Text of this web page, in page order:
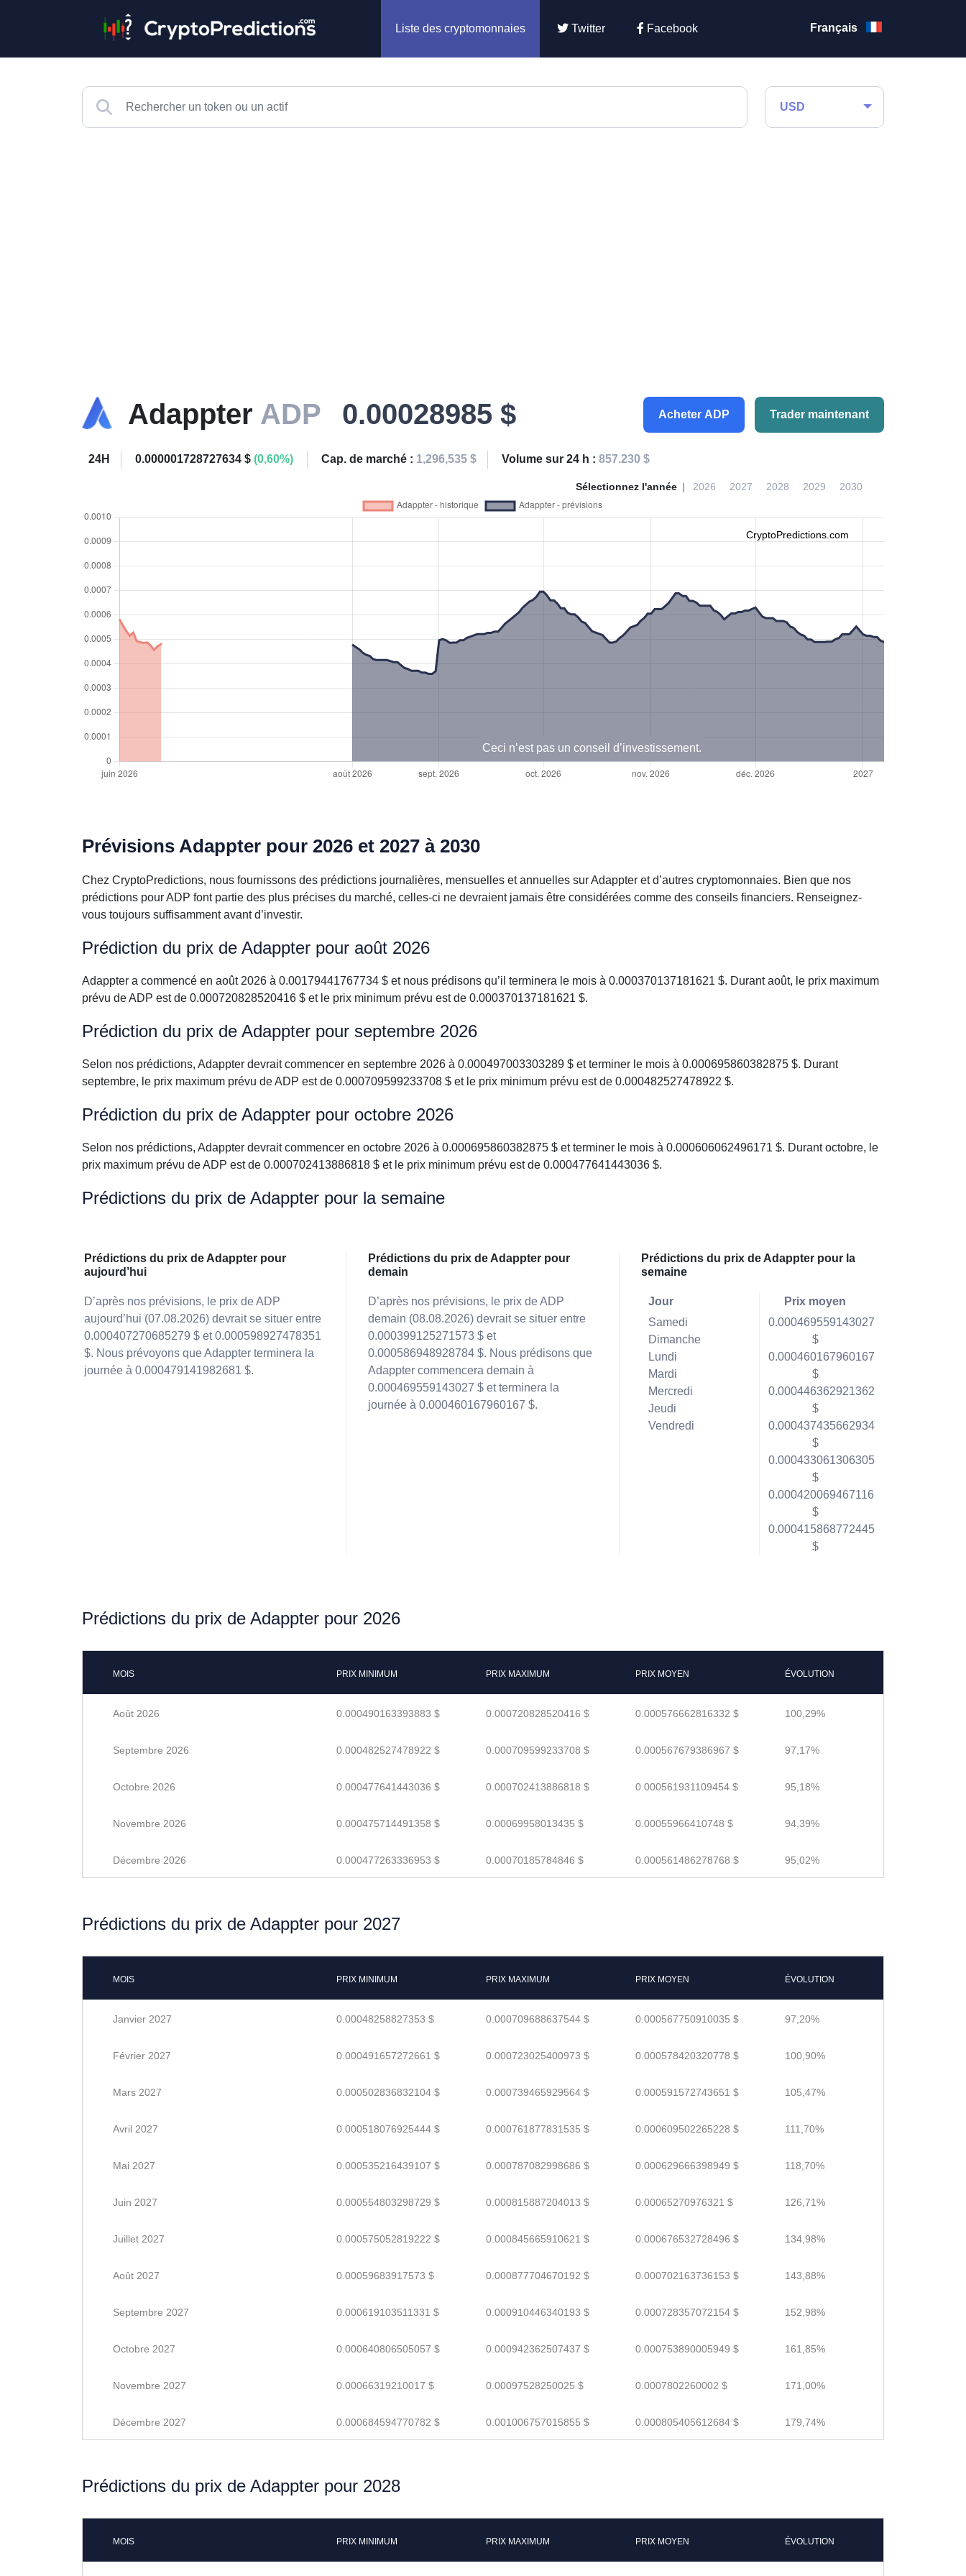
Liste des cryptomonnaies Twitter Facebook Français
USD
Adappter ADP 0.00028985 $ Acheter ADP Trader maintenant
24H 0.000001728727634 $ (0,60%) Cap. de marché : 1,296,535 $ Volume sur 24 h : 857.230 $
Sélectionnez l'année 2026 2027 2028 2029 2030
CryptoPredictions.com
Ceci n’est pas un conseil d’investissement.
Prévisions Adappter pour 2026 et 2027 à 2030
Chez CryptoPredictions, nous fournissons des prédictions journalières, mensuelles et annuelles sur Adappter et d’autres cryptomonnaies. Bien que nos
prédictions pour ADP font partie des plus précises du marché, celles-ci ne devraient jamais être considérées comme des conseils financiers. Renseignez-
vous toujours suffisamment avant d’investir.
Prédiction du prix de Adappter pour août 2026
Adappter a commencé en août 2026 à 0.00179441767734 $ et nous prédisons qu’il terminera le mois à 0.000370137181621 $. Durant août, le prix maximum
prévu de ADP est de 0.000720828520416 $ et le prix minimum prévu est de 0.000370137181621 $.
Prédiction du prix de Adappter pour septembre 2026
Selon nos prédictions, Adappter devrait commencer en septembre 2026 à 0.000497003303289 $ et terminer le mois à 0.000695860382875 $. Durant
septembre, le prix maximum prévu de ADP est de 0.000709599233708 $ et le prix minimum prévu est de 0.000482527478922 $.
Prédiction du prix de Adappter pour octobre 2026
Selon nos prédictions, Adappter devrait commencer en octobre 2026 à 0.000695860382875 $ et terminer le mois à 0.000606062496171 $. Durant octobre, le
prix maximum prévu de ADP est de 0.000702413886818 $ et le prix minimum prévu est de 0.000477641443036 $.
Prédictions du prix de Adappter pour la semaine
Prédictions du prix de Adappter pour
aujourd’hui
D’après nos prévisions, le prix de ADP
aujourd’hui (07.08.2026) devrait se situer entre
0.000407270685279 $ et 0.000598927478351
$. Nous prévoyons que Adappter terminera la
journée à 0.000479141982681 $.
Prédictions du prix de Adappter pour
demain
D’après nos prévisions, le prix de ADP
demain (08.08.2026) devrait se situer entre
0.000399125271573 $ et
0.000586948928784 $. Nous prédisons que
Adappter commencera demain à
0.000469559143027 $ et terminera la
journée à 0.000460167960167 $.
Prédictions du prix de Adappter pour la
semaine
Jour
Samedi
Dimanche
Lundi
Mardi
Mercredi
Jeudi
Vendredi
Prix moyen
0.000469559143027
$
0.000460167960167
$
0.000446362921362
$
0.000437435662934
$
0.000433061306305
$
0.000420069467116
$
0.000415868772445
$
Prédictions du prix de Adappter pour 2026
MOIS PRIX MINIMUM PRIX MAXIMUM PRIX MOYEN ÉVOLUTION
Août 2026 0.000490163393883 $ 0.000720828520416 $ 0.000576662816332 $ 100,29%
Septembre 2026 0.000482527478922 $ 0.000709599233708 $ 0.000567679386967 $ 97,17%
Octobre 2026 0.000477641443036 $ 0.000702413886818 $ 0.000561931109454 $ 95,18%
Novembre 2026 0.000475714491358 $ 0.00069958013435 $ 0.00055966410748 $ 94,39%
Décembre 2026 0.000477263336953 $ 0.00070185784846 $ 0.000561486278768 $ 95,02%
Prédictions du prix de Adappter pour 2027
MOIS PRIX MINIMUM PRIX MAXIMUM PRIX MOYEN ÉVOLUTION
Janvier 2027 0.00048258827353 $ 0.000709688637544 $ 0.000567750910035 $ 97,20%
Février 2027 0.000491657272661 $ 0.000723025400973 $ 0.000578420320778 $ 100,90%
Mars 2027 0.000502836832104 $ 0.000739465929564 $ 0.000591572743651 $ 105,47%
Avril 2027 0.000518076925444 $ 0.000761877831535 $ 0.000609502265228 $ 111,70%
Mai 2027 0.000535216439107 $ 0.000787082998686 $ 0.000629666398949 $ 118,70%
Juin 2027 0.000554803298729 $ 0.000815887204013 $ 0.00065270976321 $ 126,71%
Juillet 2027 0.000575052819222 $ 0.000845665910621 $ 0.000676532728496 $ 134,98%
Août 2027 0.00059683917573 $ 0.000877704670192 $ 0.000702163736153 $ 143,88%
Septembre 2027 0.000619103511331 $ 0.000910446340193 $ 0.000728357072154 $ 152,98%
Octobre 2027 0.000640806505057 $ 0.000942362507437 $ 0.000753890005949 $ 161,85%
Novembre 2027 0.00066319210017 $ 0.00097528250025 $ 0.0007802260002 $ 171,00%
Décembre 2027 0.000684594770782 $ 0.001006757015855 $ 0.000805405612684 $ 179,74%
Prédictions du prix de Adappter pour 2028
MOIS PRIX MINIMUM PRIX MAXIMUM PRIX MOYEN ÉVOLUTION